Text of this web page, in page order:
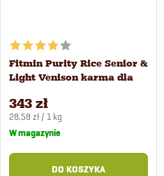
Fitmin Purity Rice Senior &
Light Venison karma dla
343 zł
Cena
jednostkowa:
28,58 zł / 1 kg
W magazynie
DO KOSZYKA